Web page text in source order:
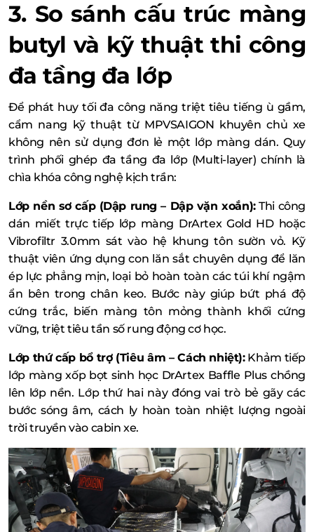
3. So sánh cấu trúc màng
butyl và kỹ thuật thi công
đa tầng đa lớp
Để phát huy tối đa công năng triệt tiêu tiếng ù gầm,
cẩm nang kỹ thuật từ MPVSAIGON khuyên chủ xe
không nên sử dụng đơn lẻ một lớp màng dán. Quy
trình phối ghép đa tầng đa lớp (Multi-layer) chính là
chìa khóa công nghệ kịch trần:
Lớp nền sơ cấp (Dập rung – Dập vặn xoắn):Thi công
dán miết trực tiếp lớp màng DrArtex Gold HD hoặc
Vibrofiltr 3.0mm sát vào hệ khung tôn sườn vỏ. Kỹ
thuật viên ứng dụng con lăn sắt chuyên dụng để lăn
ép lực phẳng mịn, loại bỏ hoàn toàn các túi khí ngậm
ẩn bên trong chân keo. Bước này giúp bứt phá độ
cứng trắc, biến màng tôn mỏng thành khối cứng
vững, triệt tiêu tần số rung động cơ học.
Lớp thứ cấp bổ trợ (Tiêu âm – Cách nhiệt):Khảm tiếp
lớp màng xốp bọt sinh học DrArtex Baffle Plus chồng
lên lớp nền. Lớp thứ hai này đóng vai trò bẻ gãy các
bước sóng âm, cách ly hoàn toàn nhiệt lượng ngoài
trời truyền vào cabin xe.